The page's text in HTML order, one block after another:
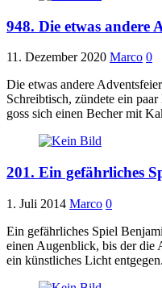
948. Die etwas andere
11. Dezember 2020 Marco 0
Die etwas andere
Schreibtisch, zündete ein
goss sich einen Becher mit
201. Ein gefährliches
1. Juli 2014 Marco 0
Ein gefährliches Spiel
einen Augenblick, bis der die
ein künstliches Licht